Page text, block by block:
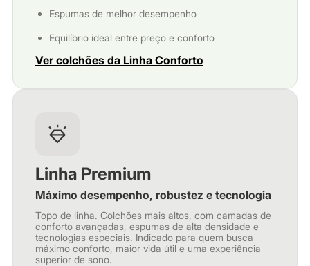
Espumas de melhor desempenho
Equilíbrio ideal entre preço e conforto
Ver colchões da Linha Conforto
Linha Premium
Máximo desempenho, robustez e tecnologia
Topo de linha. Colchões mais altos, com camadas de
conforto avançadas, espumas de alta densidade e
tecnologias especiais. Indicado para quem busca
máximo conforto, maior vida útil e uma experiência
superior de sono.